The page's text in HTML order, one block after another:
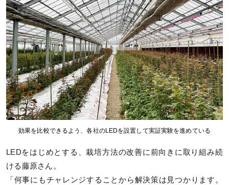
効果を比較できるよう、各社のLEDを設置して実証実験を進めている
LEDをはじめとする、栽培方法の改善に前向きに取り組み続
ける藤原さん。
「何事にもチャレンジすることから解決策は見つかります。